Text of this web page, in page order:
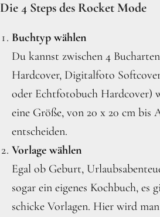
Die 4 Steps des Rocket Mode
Buchtyp wählen
Du kannst zwischen 4
Hardcover, Digitalfoto
oder Echtfotobuch Hardcover)
eine Größe, von 20 x 20 cm bis
entscheiden.
Vorlage wählen
Egal ob Geburt,
sogar ein eigenes Kochbuch, es
schicke Vorlagen. Hier wird